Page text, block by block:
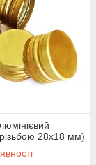
28х18 мм)